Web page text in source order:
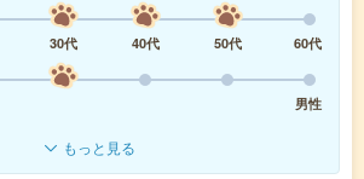
30代 40代 50代
60代
男性
もっと見る